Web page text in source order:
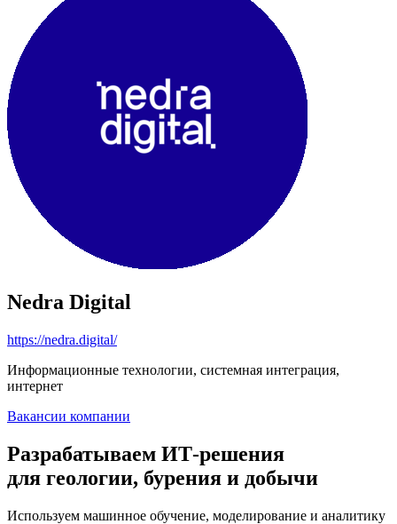
Nedra Digital
https://nedra.digital/
Информационные технологии, системная интеграция,
интернет
Вакансии компании
Разрабатываем ИТ-решения
для геологии, бурения и добычи
Используем машинное обучение, моделирование и аналитику